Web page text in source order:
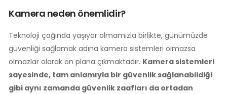
Kamera neden önemlidir?
Teknoloji çağında yaşıyor olmamızla birlikte, günümüzde
güvenliği sağlamak adına kamera sistemleri olmazsa
olmazlar olarak ön plana çıkmaktadır. Kamera sistemleri
sayesinde, tam anlamıyla bir güvenlik sağlanabildiği
gibi aynı zamanda güvenlik zaafları da ortadan